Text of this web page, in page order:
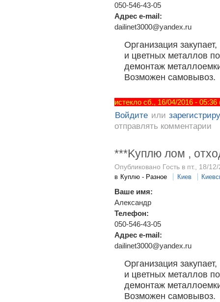
050-546-43-05
Адрес e-mail:
dailinet3000@yandex.ru
Организация
и цветных металлов
демонтаж
Возможен самовывоз.
истекло сб., 16/04/2016 -
Войдите или
отправлять комментарии
***Kуплю лом ,
Опубликовано Гость в пт., 18/
в Куплю - Разное Киев
Ваше имя:
Александр
Телефон:
050-546-43-05
Адрес e-mail:
dailinet3000@yandex.ru
Организация
и цветных металлов
демонтаж
Возможен самовывоз.